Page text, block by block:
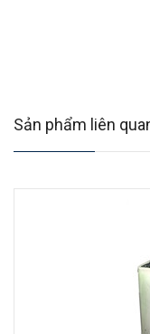
Sản phẩm liên